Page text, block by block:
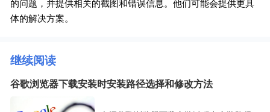
的问题，并提供相关的截图和错误信息。他们可能会提供更具
体的解决方案。
继续阅读
谷歌浏览器下载安装时安装路径选择和修改方法